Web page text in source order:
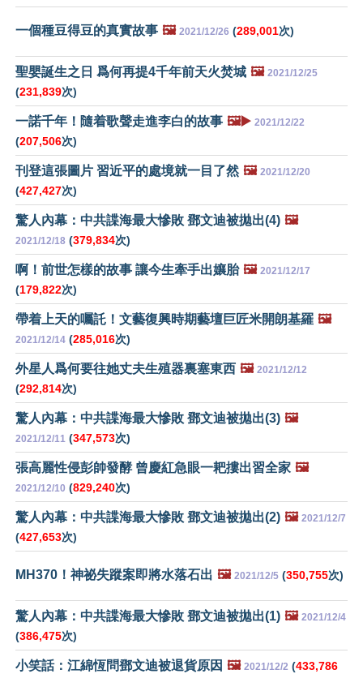
一個種豆得豆的真實故事 🖼️ 2021/12/26 (289,001次)
聖嬰誕生之日 爲何再提4千年前天火焚城 🖼️ 2021/12/25
(231,839次)
一諾千年！隨着歌聲走進李白的故事 🖼️▶️ 2021/12/22
(207,506次)
刊登這張圖片 習近平的處境就一目了然 🖼️ 2021/12/20
(427,427次)
驚人內幕：中共諜海最大慘敗 鄧文迪被拋出(4) 🖼️
2021/12/18 (379,834次)
啊！前世怎樣的故事 讓今生牽手出孃胎 🖼️ 2021/12/17
(179,822次)
帶着上天的囑託！文藝復興時期藝壇巨匠米開朗基羅 🖼️
2021/12/14 (285,016次)
外星人爲何要往她丈夫生殖器裏塞東西 🖼️ 2021/12/12
(292,814次)
驚人內幕：中共諜海最大慘敗 鄧文迪被拋出(3) 🖼️
2021/12/11 (347,573次)
張高麗性侵彭帥發酵 曾慶紅急眼一耙摟出習全家 🖼️
2021/12/10 (829,240次)
驚人內幕：中共諜海最大慘敗 鄧文迪被拋出(2) 🖼️ 2021/12/7
(427,653次)
MH370！神祕失蹤案即將水落石出 🖼️ 2021/12/5 (350,755次)
驚人內幕：中共諜海最大慘敗 鄧文迪被拋出(1) 🖼️ 2021/12/4
(386,475次)
小笑話：江綿恆問鄧文迪被退貨原因 🖼️ 2021/12/2 (433,786